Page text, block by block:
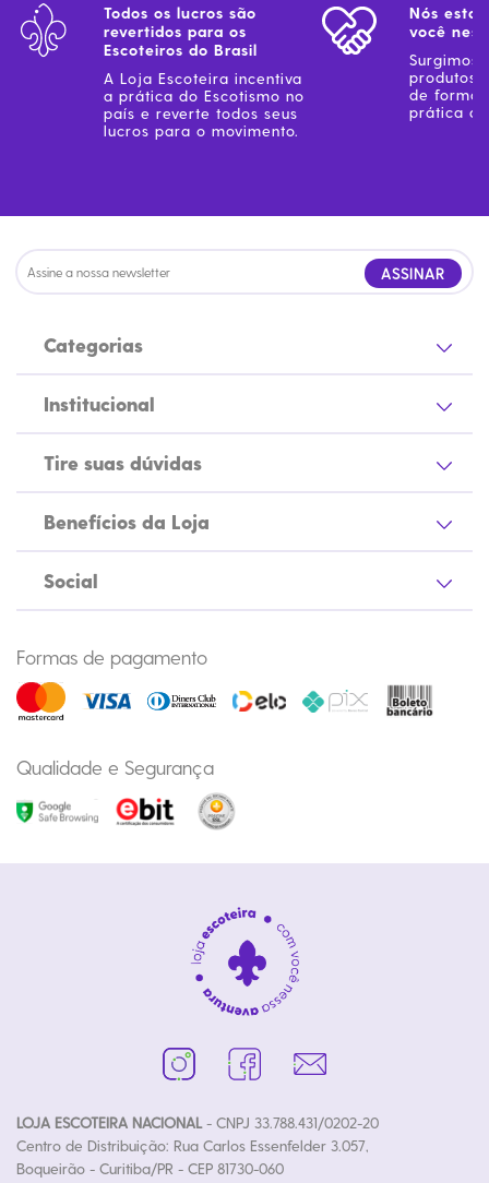
Todos os lucros são
revertidos para os
Escoteiros do Brasil
A Loja Escoteira incentiva
a prática do Escotismo no
país e reverte todos seus
lucros para o movimento.
Nós
você
Surgimos
produtos
de forma
prática
ASSINAR
Categorias
Institucional
Tire suas dúvidas
Benefícios da Loja
Social
Formas de pagamento
Qualidade e Segurança
LOJA ESCOTEIRA NACIONAL- CNPJ 33.788.431/0202-20
Centro de Distribuição: Rua Carlos Essenfelder 3.057,
Boqueirão - Curitiba/PR - CEP 81730-060